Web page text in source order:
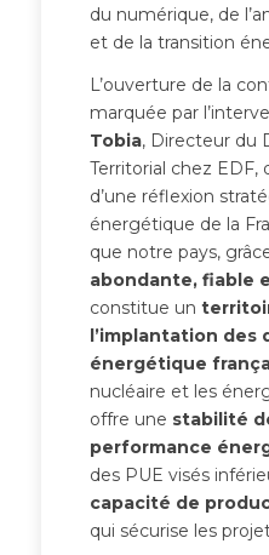
du numérique, de
et de la transition
L’ouverture de la
marquée par
Tobia, Directeur du
Territorial chez EDF,
d’une réflexion
énergétique de la
que notre pays,
abondante, fiable
constitue un
l’implantation des
énergétique
nucléaire et les
offre une stabilité
performance
des PUE visés
capacité de
qui sécurise les